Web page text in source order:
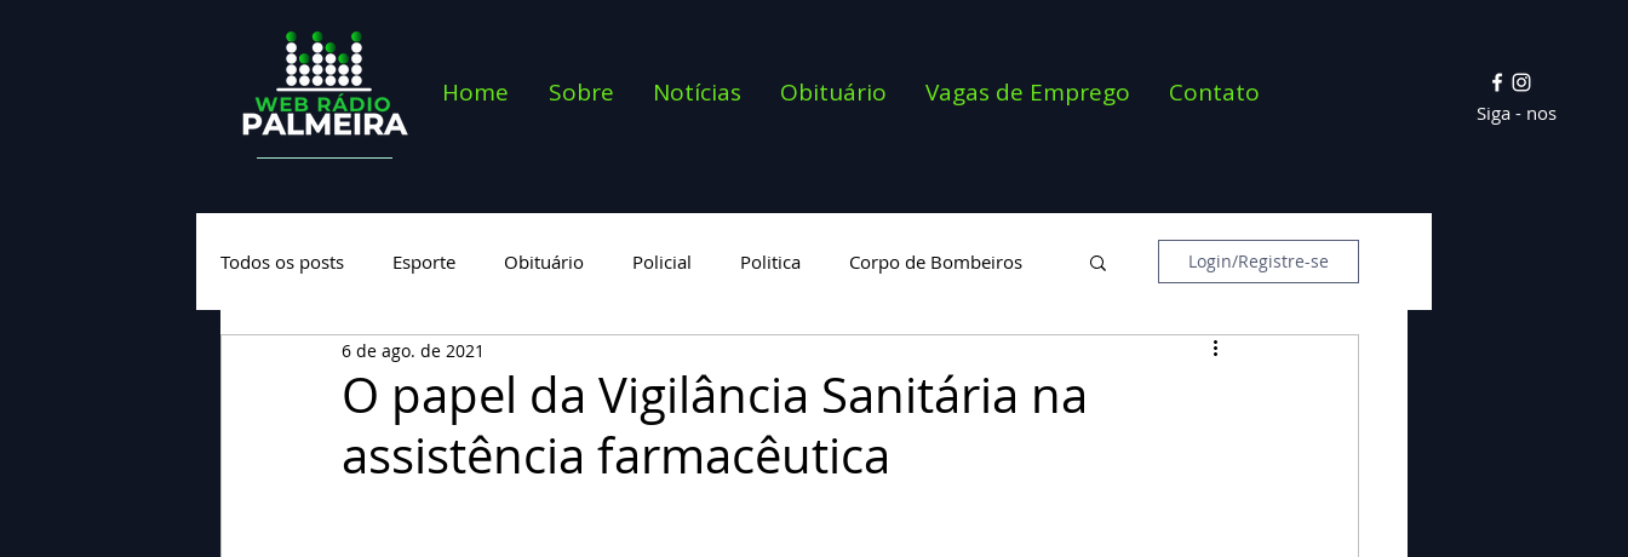
Home Sobre Notícias Obituário Vagas de Emprego Contato
Siga - nos
Todos os posts Esporte Obituário Policial Politica Corpo de Bombeiros
Geral Nova categoria
Login/Registre-se
O papel da Vigilância Sanitária na
assistência farmacêutica
6 de ago. de 2021